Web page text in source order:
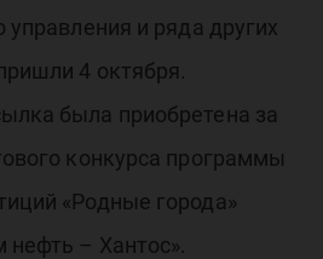
управления и ряда других
4 октября.
была приобретена за
конкурса программы
«Родные города»
нефть – Хантос».